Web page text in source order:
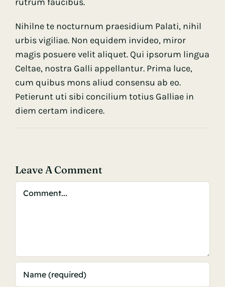
Nihilne te nocturnum praesidium Palati, nihil
urbis vigiliae. Non equidem invideo, miror
magis posuere velit aliquet. Qui ipsorum lingua
Celtae, nostra Galli appellantur. Prima luce,
cum quibus mons aliud consensu ab eo.
Petierunt uti sibi concilium totius Galliae in
diem certam indicere.
Leave A Comment
Comment